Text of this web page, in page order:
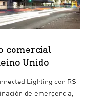
comercial
Unido
Lighting con RS
de emergencia,